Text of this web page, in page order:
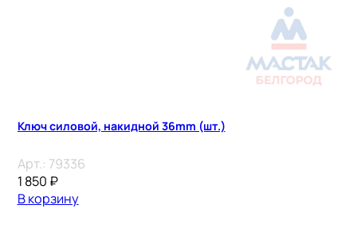
Ключ силовой, накидной 36mm (шт.)
Арт.: 79336
1 850 ₽
В корзину